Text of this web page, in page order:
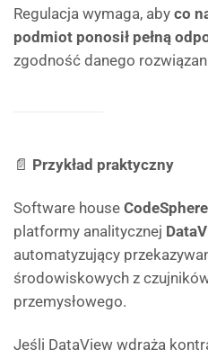
Regulacja wymaga, aby co
podmiot ponosił pełną
zgodność danego
📄 Przykład praktyczny
Software house
platformy analitycznej
automatyzujący
środowiskowych z
przemysłowego.
Jeśli DataView wdraża